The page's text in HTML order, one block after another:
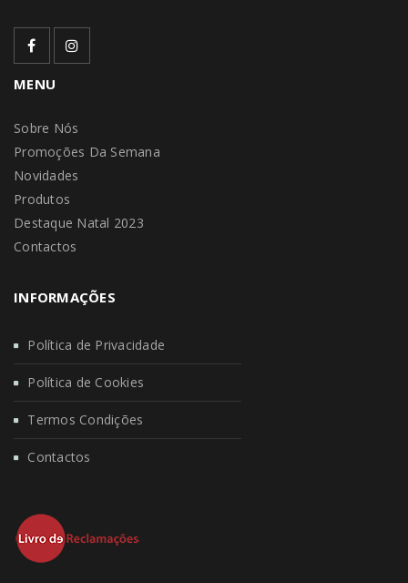
MENU
Sobre Nós
Promoções Da Semana
Novidades
Produtos
Destaque Natal 2023
Contactos
INFORMAÇÕES
Política de Privacidade
Política de Cookies
Termos Condições
Contactos